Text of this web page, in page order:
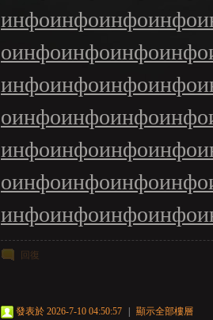
инфоинфоинфоинфо
оинфоинфоинфоинфо
инфоинфоинфоинфо
оинфоинфоинфоинфо
инфоинфоинфоинфо
оинфоинфоинфоинфо
инфоинфоинфоинфо
回復
發表於 2026-7-10 04:50:57 顯示全部樓層